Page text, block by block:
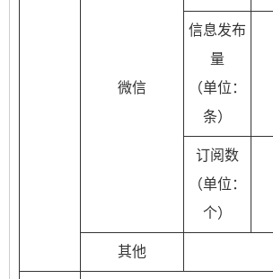
微信
信息发布
量
（单位：
条）
订阅数
（单位：
个）
其他